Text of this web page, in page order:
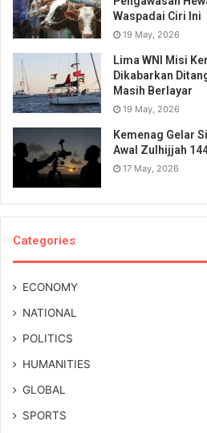
Waspadai Ciri Ini
19 May, 2026
Lima WNI Misi
Dikabarkan
Masih Berlayar
19 May, 2026
Kemenag Gelar
Awal Zulhijjah
17 May, 2026
Categories
ECONOMY
NATIONAL
POLITICS
HUMANITIES
GLOBAL
SPORTS